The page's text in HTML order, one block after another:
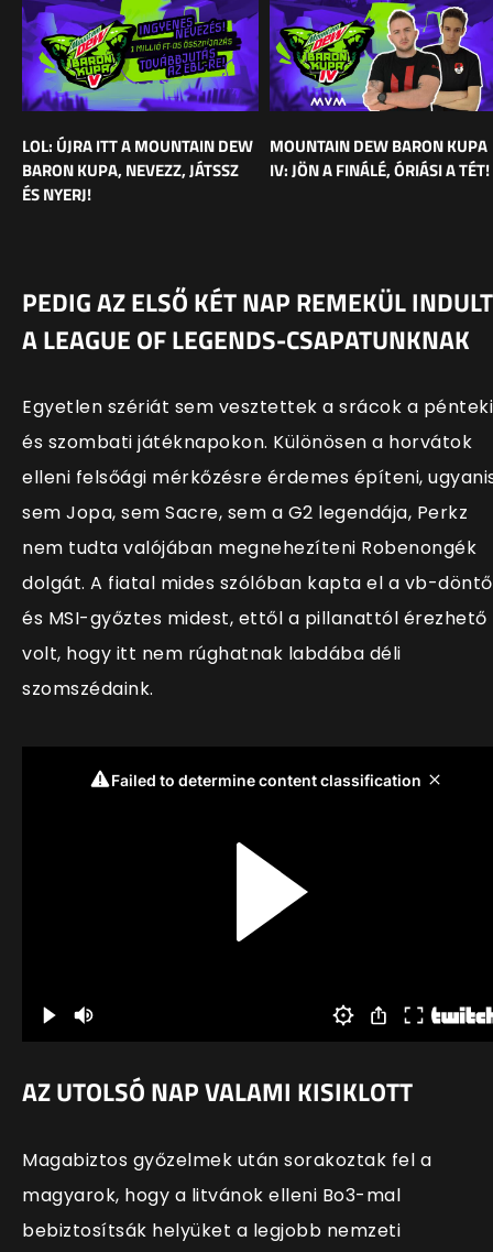
LOL: ÚJRA ITT A MOUNTAIN DEW
BARON KUPA, NEVEZZ, JÁTSSZ
ÉS NYERJ!
MOUNTAIN DEW BARON KUPA
IV: JÖN A FINÁLÉ, ÓRIÁSI A TÉT!
PEDIG AZ ELSŐ KÉT NAP REMEKÜL INDULT
A LEAGUE OF LEGENDS-CSAPATUNKNAK
Egyetlen szériát sem vesztettek a srácok a pénteki
és szombati játéknapokon. Különösen a horvátok
elleni felsőági mérkőzésre érdemes építeni,
sem Jopa, sem Sacre, sem a G2 legendája, Perkz
nem tudta valójában megnehezíteni Robenongék
dolgát. A fiatal mides szólóban kapta el a vb-
és MSI-győztes midest, ettől a pillanattól érezhető
volt, hogy itt nem rúghatnak labdába déli
szomszédaink.
AZ UTOLSÓ NAP VALAMI KISIKLOTT
Magabiztos győzelmek után sorakoztak fel a
magyarok, hogy a litvánok elleni Bo3-mal
bebiztosítsák helyüket a legjobb nemzeti